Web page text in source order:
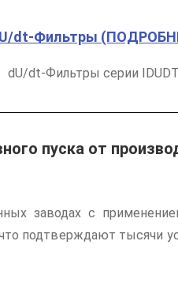
dt-Фильтры
dU/dt-Фильтры серии IDUDT
пуска от
заводах с
подтверждают